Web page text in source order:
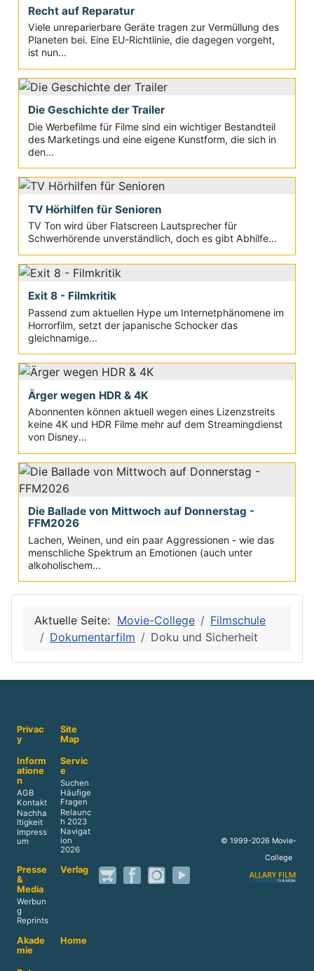
Recht auf Reparatur
Viele unreparierbare Geräte tragen zur Vermüllung des
Planeten bei. Eine EU-Richtlinie, die dagegen vorgeht,
ist nun...
Die Geschichte der Trailer
Die Werbefilme für Filme sind ein wichtiger Bestandteil
des Marketings und eine eigene Kunstform, die sich in
den...
TV Hörhilfen für Senioren
TV Ton wird über Flatscreen Lautsprecher für
Schwerhörende unverständlich, doch es gibt Abhilfe...
Exit 8 - Filmkritik
Passend zum aktuellen Hype um Internetphänomene im
Horrorfilm, setzt der japanische Schocker das
gleichnamige...
Ärger wegen HDR & 4K
Abonnenten können aktuell wegen eines Lizenzstreits
keine 4K und HDR Filme mehr auf dem Streamingdienst
von Disney...
Die Ballade von Mittwoch auf Donnerstag -
FFM2026
Lachen, Weinen, und ein paar Aggressionen - wie das
menschliche Spektrum an Emotionen (auch unter
alkoholischem...
Aktuelle Seite: Movie-College
Filmschule
Dokumentarfilm
Doku und Sicherheit
Privac
y
Site
Map
Inform
atione
n
AGB
Kontakt
Nachha
ltigkeit
Impress
um
Servic
e
Suchen
Häufige
Fragen
Relaunc
h 2023
Navigat
ion
2026
Presse
&
Media
Werbun
g
Reprints
Verlag
Akade
mie
Home
© 1999-2026 Movie-
College